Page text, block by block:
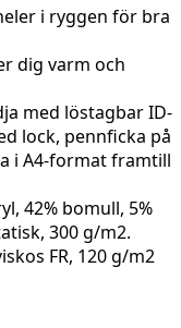
i ryggen för bra
dig varm och
med löstagbarID-
lock, pennficka på
i A4-format framtill
42% bomull, 5%
300 g/m2.
FR, 120 g/m2